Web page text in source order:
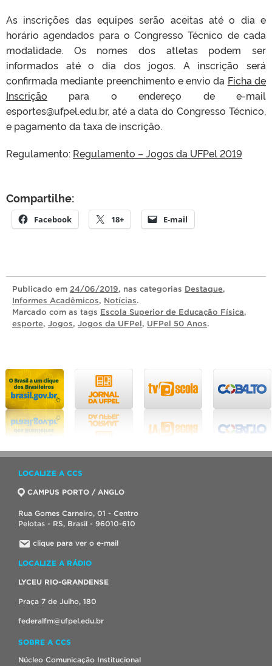
As inscrições das equipes serão aceitas até o dia e
horário agendados para o Congresso Técnico de cada
modalidade. Os nomes dos atletas podem ser
informados até o dia dos jogos. A inscrição será
confirmada mediante preenchimento e envio da Ficha de
Inscrição para o endereço de e-mail
esportes@ufpel.edu.br, até a data do Congresso Técnico,
e pagamento da taxa de inscrição.
Regulamento: Regulamento – Jogos da UFPel 2019
Compartilhe:
Facebook 18+ E-mail
Publicado em 24/06/2019, nas categorias Destaque,
Informes Acadêmicos, Notícias.
Marcado com as tags Escola Superior de Educação Física,
esporte, Jogos, Jogos da UFPel, UFPel 50 Anos.
LOCALIZE A CCS
CAMPUS PORTO / ANGLO
Rua Gomes Carneiro, 01 - Centro
Pelotas - RS, Brasil - 96010-610
clique para ver o e-mail
LOCALIZE A RÁDIO
LYCEU RIO-GRANDENSE
Praça 7 de Julho, 180
federalfm@ufpel.edu.br
SOBRE A CCS
Núcleo Comunicação Institucional